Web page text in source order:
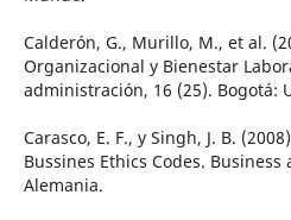
Calderón, G., Murillo, M., et al.
Organizacional y Bienestar
administración, 16 (25). Bogotá:
Carasco, E. F., y Singh, J. B.
Bussines Ethics Codes.
Alemania.